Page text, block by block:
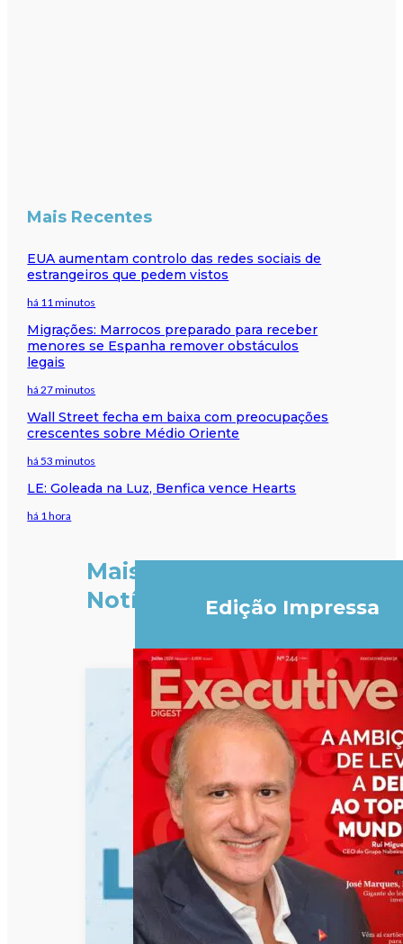
Mais Recentes
EUA aumentam controlo das redes sociais de
estrangeiros que pedem vistos
há 11 minutos
Migrações: Marrocos preparado para receber
menores se Espanha remover obstáculos
legais
há 27 minutos
Wall Street fecha em baixa com preocupações
crescentes sobre Médio Oriente
há 53 minutos
LE: Goleada na Luz, Benfica vence Hearts
há 1 hora
Mais
Notícias
Edição Impressa